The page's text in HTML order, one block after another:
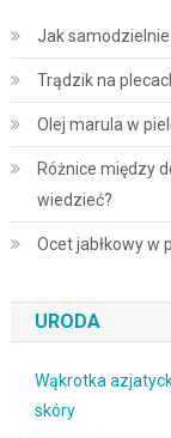
Jak
Trądzik na
Olej marula w
Różnice między
wiedzieć?
Ocet jabłkowy w
URODA
Wąkrotka
skóry